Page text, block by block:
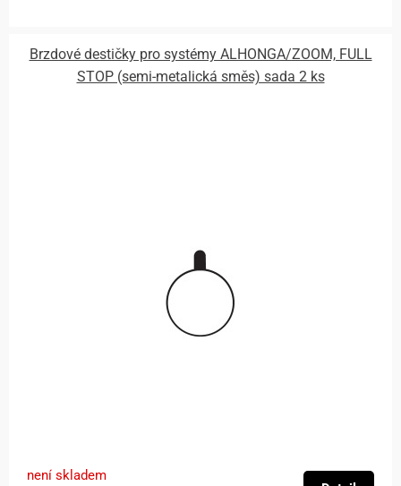
Brzdové destičky pro systémy ALHONGA/ZOOM, FULL
STOP (semi-metalická směs) sada 2 ks
není skladem